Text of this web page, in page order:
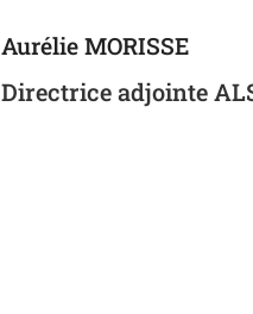
Aurélie MORISSE
Directrice adjointe